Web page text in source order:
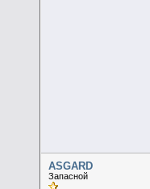
ASGARD
Запасной